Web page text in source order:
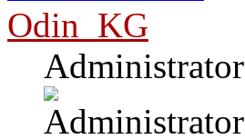
Odin_KG
Administrator